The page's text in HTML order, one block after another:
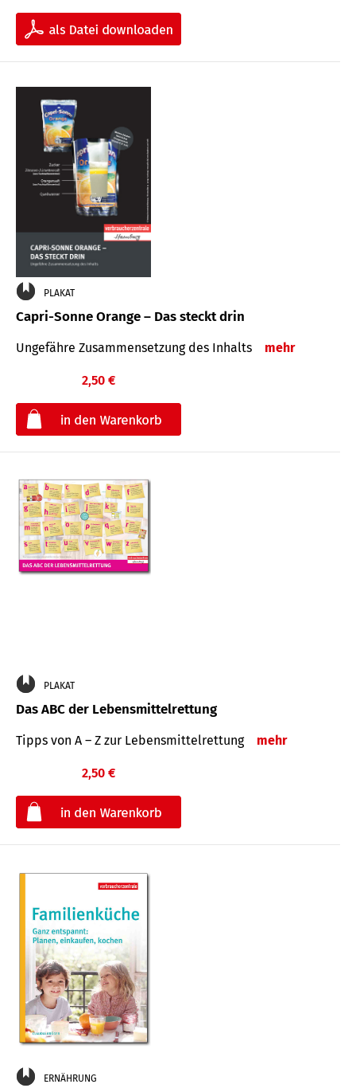
PLAKAT
Capri-Sonne Orange – Das steckt drin
Ungefähre Zu­sammen­setzung des Inhalts mehr
2,50 €
PLAKAT
Das ABC der Lebensmittelrettung
Tipps von A – Z zur Lebensmittelrettung mehr
2,50 €
ERNÄHRUNG